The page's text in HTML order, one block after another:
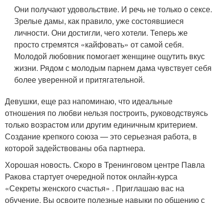
Они получают удовольствие. И речь не только о сексе.
Зрелые дамы, как правило, уже состоявшиеся
личности. Они достигли, чего хотели. Теперь же
просто стремятся «кайфовать» от самой себя.
Молодой любовник помогает женщине ощутить вкус
жизни. Рядом с молодым парнем дама чувствует себя
более уверенной и притягательной.
Девушки, еще раз напоминаю, что идеальные
отношения по любви нельзя построить, руководствуясь
только возрастом или другим единичным критерием.
Создание крепкого союза — это серьезная работа, в
которой задействованы оба партнера.
Хорошая новость. Скоро в Тренинговом центре Павла
Ракова стартует очередной поток онлайн-курса
«Секреты женского счастья» . Приглашаю вас на
обучение. Вы освоите полезные навыки по общению с